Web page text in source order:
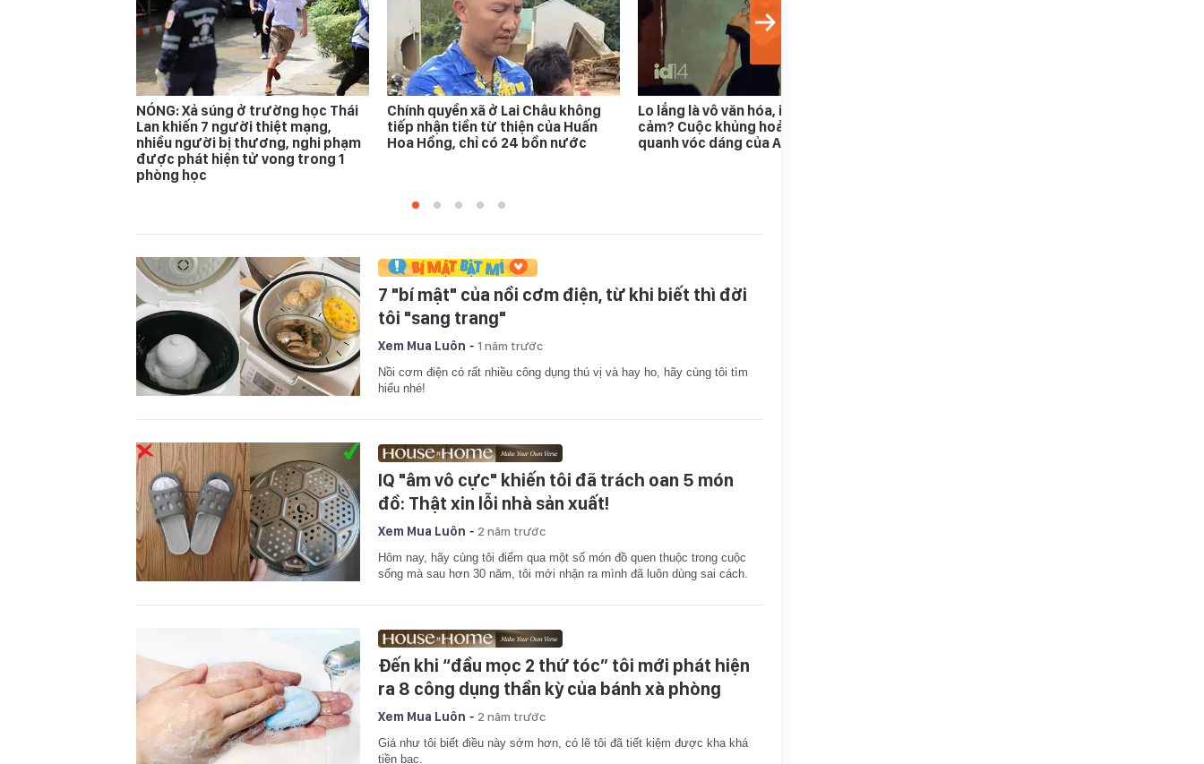
NÓNG: Xả súng ở trường học Thái
Lan khiến 7 người thiệt mạng,
nhiều người bị thương, nghi phạm
được phát hiện tử vong trong 1
phòng học
Chính quyền xã ở Lai Châu không
tiếp nhận tiền từ thiện của Huấn
Hoa Hồng, chỉ có 24 bồn nước
Lo lắng là vô văn hóa, im lặng là vô
cảm? Cuộc khủng hoảng ứng xử
quanh vóc dáng của Ariana Grande
7 "bí mật" của nồi cơm điện, từ khi biết thì đời
tôi "sang trang"
Xem Mua Luôn - 1 năm trước
Nồi cơm điện có rất nhiều công dụng thú vị và hay ho, hãy cùng tôi tìm
hiểu nhé!
IQ "âm vô cực" khiến tôi đã trách oan 5 món
đồ: Thật xin lỗi nhà sản xuất!
Xem Mua Luôn - 2 năm trước
Hôm nay, hãy cùng tôi điểm qua một số món đồ quen thuộc trong cuộc
sống mà sau hơn 30 năm, tôi mới nhận ra mình đã luôn dùng sai cách.
Đến khi “đầu mọc 2 thứ tóc” tôi mới phát hiện
ra 8 công dụng thần kỳ của bánh xà phòng
Xem Mua Luôn - 2 năm trước
Giá như tôi biết điều này sớm hơn, có lẽ tôi đã tiết kiệm được kha khá
tiền bạc.